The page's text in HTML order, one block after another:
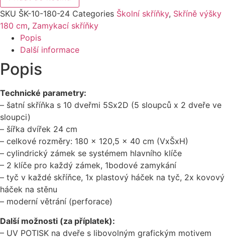
výška
180
cm
množství
SKU ŠK-10-180-24 Categories Školní skříňky, Skříně výšky
180 cm, Zamykací skříňky
Popis
Další informace
Popis
Technické parametry:
– šatní skříňka s 10 dveřmi 5Sx2D (5 sloupců x 2 dveře ve
sloupci)
– šířka dvířek 24 cm
– celkové rozměry: 180 x 120,5 x 40 cm (VxŠxH)
– cylindrický zámek se systémem hlavního klíče
– 2 klíče pro každý zámek, 1bodové zamykání
– tyč v každé skříňce, 1x plastový háček na tyč, 2x kovový
háček na stěnu
– moderní větrání (perforace)
Další možnosti (za příplatek):
– UV POTISK na dveře s libovolným grafickým motivem